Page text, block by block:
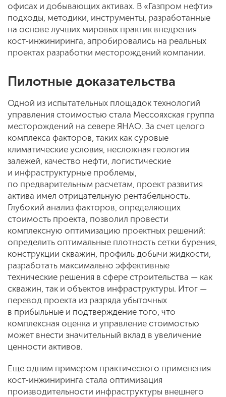
офисах и добывающих активах. В «Газпром нефти»
подходы, методики, инструменты, разработанные
на основе лучших мировых практик внедрения
кост-инжиниринга, апробировались на реальных
проектах разработки месторождений компании.
Пилотные доказательства
Одной из испытательных площадок технологий
управления стоимостью стала Мессояхская группа
месторождений на севере ЯНАО. За счет целого
комплекса факторов, таких как суровые
климатические условия, несложная геология
залежей, качество нефти, логистические
и инфраструктурные проблемы,
по предварительным расчетам, проект развития
актива имел отрицательную рентабельность.
Глубокий анализ факторов, определяющих
стоимость проекта, позволил провести
комплексную оптимизацию проектных решений:
определить оптимальные плотность сетки бурения,
конструкции скважин, профиль добычи жидкости,
разработать максимально эффективные
технические решения в сфере строительства — как
скважин, так и объектов инфраструктуры. Итог —
перевод проекта из разряда убыточных
в прибыльные и подтверждение того, что
комплексная оценка и управление стоимостью
может внести значительный вклад в увеличение
ценности активов.
Еще одним примером практического применения
кост-инжиниринга стала оптимизация
производительности инфраструктуры внешнего